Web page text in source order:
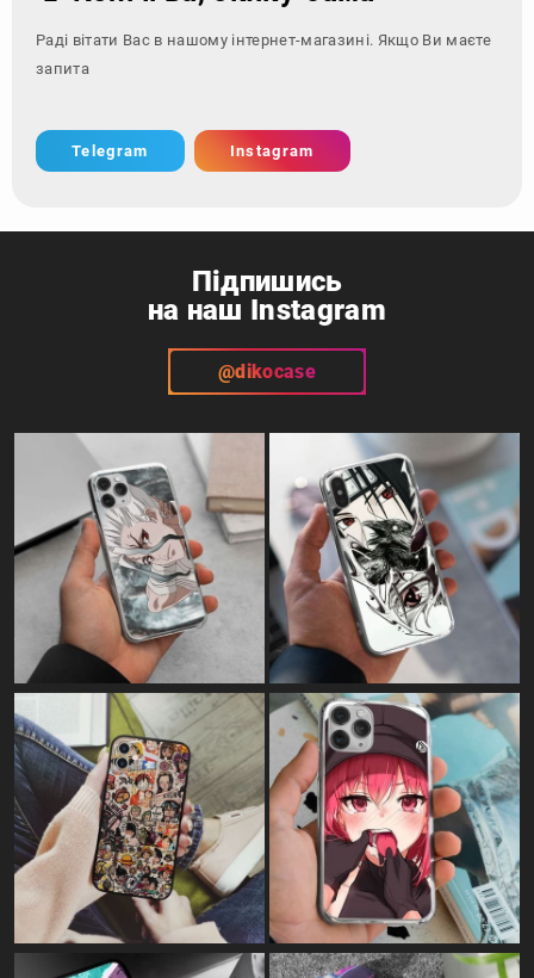
Раді вітати Вас в нашому інтернет-магазині. Якщо Ви маєте
запитання - зверні
Telegram Instagram
Підпишись
на наш Instagram
@dikocase